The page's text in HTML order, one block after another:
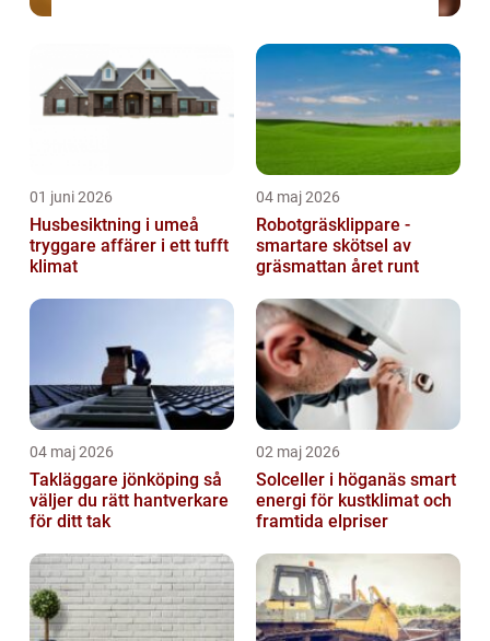
01 juni 2026
Husbesiktning i umeå
tryggare affärer i ett tufft
klimat
04 maj 2026
Robotgräsklippare -
smartare skötsel av
gräsmattan året runt
04 maj 2026
Takläggare jönköping så
väljer du rätt hantverkare
för ditt tak
02 maj 2026
Solceller i höganäs smart
energi för kustklimat och
framtida elpriser